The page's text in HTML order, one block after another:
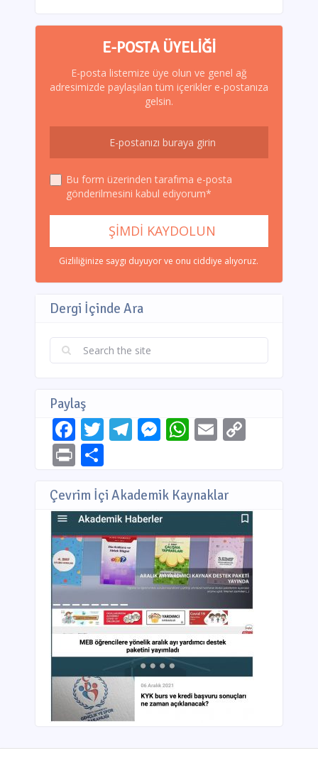
E-POSTA ÜYELIĞI
E-posta listemize üye olun ve genel ağ
adresimizde paylaşılan tüm içerikler e-postanıza
gelsin.
Bu form üzerinden tarafıma e-posta
gönderilmesini kabul ediyorum*
Gizliliğinize saygı duyuyor ve onu ciddiye alıyoruz.
Dergi İçinde Ara
Paylaş
Facebook
Twitter
Telegram
Messenger
WhatsApp
EmailCopy
PrintShare
Çevrim İçi Akademik Kaynaklar